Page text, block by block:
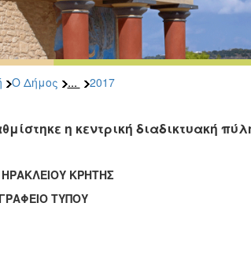
Ο Δήμος ... 2017
η κεντρική διαδικτυακή
ΚΡΗΤΗΣ
ΤΥΠΟΥ